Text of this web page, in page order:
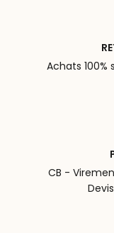
Achats
CB -